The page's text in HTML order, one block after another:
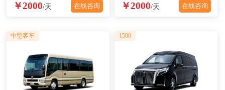
￥2000/天 在线咨询 ￥2000/天 在线咨询
中型客车 1500